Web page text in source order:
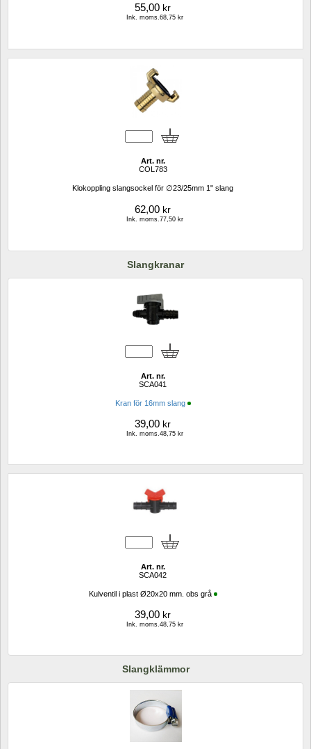
55,00 kr
Ink. moms.68,75 kr
Art. nr.
COL783
Klokoppling slangsockel för ∅23/25mm 1" slang
62,00 kr
Ink. moms.77,50 kr
Slangkranar
Art. nr.
SCA041
Kran för 16mm slang
39,00 kr
Ink. moms.48,75 kr
Art. nr.
SCA042
Kulventil i plast Ø20x20 mm. obs grå
39,00 kr
Ink. moms.48,75 kr
Slangklämmor